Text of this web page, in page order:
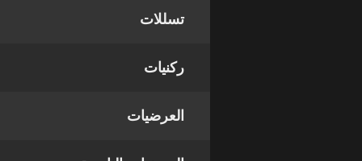
تسللات
ركنيات
العرضيات